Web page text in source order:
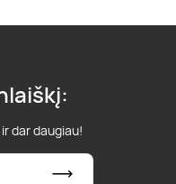
dar daugiau!